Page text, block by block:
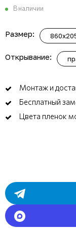
В наличии
Размер:
Открывание:
Монтаж и
Бесплатный
Цвета пленок